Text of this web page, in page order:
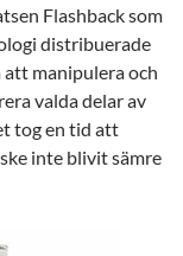
Flashback som
distribuerade
manipulera och
valda delar av
tog en tid att
inte blivit sämre